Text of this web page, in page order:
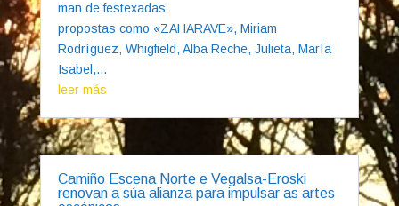
man de festexadas
propostas como «ZAHARAVE», Miriam
Rodríguez, Whigfield, Alba Reche, Julieta, María
Isabel,...
leer más
Camiño Escena Norte e Vegalsa-Eroski
renovan a súa alianza para impulsar as artes